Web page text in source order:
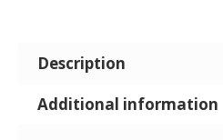
Description
Additional information